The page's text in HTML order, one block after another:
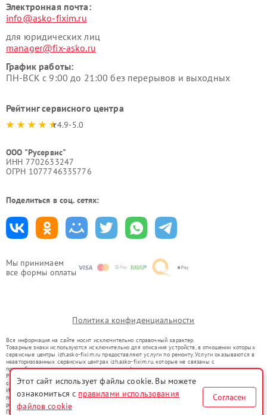
Мы принимаем
все формы оплаты
Электронная почта:
info@asko-fixim.ru
для юридических лиц
manager@fix-asko.ru
График работы:
ПН-ВСК с 9:00 до 21:00 без перерывов и выходных
Рейтинг сервисного центра
4.9-5.0
ООО "Русервис"
ИНН 7702633247
ОГРН 1077746335776
Поделиться в соц. сетях:
Политика конфиденциальности
Вся информация на сайте носит исключительно справочный характер.
Товарные знаки используются исключительно для описания устройств, в отношении которых
сервисные центры izh.asko-fixim.ru предоставляют услуги по ремонту. Услуги оказываются в
неавторизованных сервисных центрах izh.asko-fixim.ru, которые не связаны с
правообладателями товарных знаков или их официальными представителями.
Ремонт осуществляется для устройств, уже введенных в гражданский оборот в соответствии
со статьей 1487 ГК РФ.
Использование товарных знаков не преследует цели индивидуализации услуг или введения
потребителей в заблуждение, а служит для информирования о предоставляемых услугах по
ремонту техники указанных брендов.
Представленная на сайте информация не является публичной офертой, определяемой
Этот сайт использует файлы cookie. Вы можете
ознакомиться с правилами использования
файлов cookie
Согласен